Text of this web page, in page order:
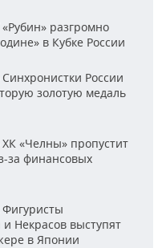
«Рубин» разгромно
в Кубке России
Синхронистки России
золотую медаль
ХК «Челны» пропустит
за финансовых
Фигуристы
и Некрасов выступят
в Японии